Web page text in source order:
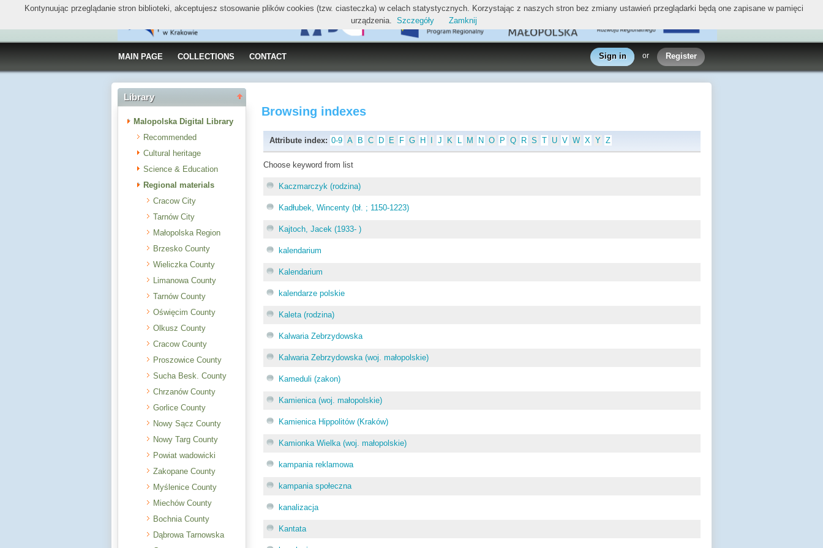
MAIN PAGE COLLECTIONS CONTACT Sign in or Register
Library
Malopolska Digital Library
Recommended
Cultural heritage
Science & Education
Regional materials
Cracow City
Tarnów City
Małopolska Region
Brzesko County
Wieliczka County
Limanowa County
Tarnów County
Oświęcim County
Olkusz County
Cracow County
Proszowice County
Sucha Besk. County
Chrzanów County
Gorlice County
Nowy Sącz County
Nowy Targ County
Powiat wadowicki
Zakopane County
Myślenice County
Miechów County
Bochnia County
Dąbrowa Tarnowska
Browsing indexes
Attribute index: 0-9 A B C D E F G H J K L M N O P Q R S T U V W X Y Z
Choose keyword from list
Kaczmarczyk (rodzina)
Kadłubek, Wincenty (bł. ; 1150-1223)
Kajtoch, Jacek (1933- )
kalendarium
Kalendarium
kalendarze polskie
Kaleta (rodzina)
Kalwaria Zebrzydowska
Kalwaria Zebrzydowska (woj. małopolskie)
Kameduli (zakon)
Kamienica (woj. małopolskie)
Kamienica Hippolitów (Kraków)
Kamionka Wielka (woj. małopolskie)
kampania reklamowa
kampania społeczna
kanalizacja
Kantata
Kontynuując przeglądanie stron biblioteki, akceptujesz stosowanie plików cookies (tzw. ciasteczka) w celach statystycznych. Korzystając z naszych stron bez zmiany ustawień przeglądarki będą one zapisane w pamięci
urządzenia. Szczegóły Zamknij